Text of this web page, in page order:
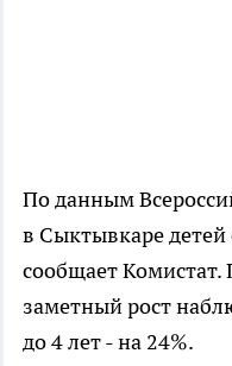
По данным
в Сыктывкаре детей
сообщает
заметный рост
до 4 лет - на 24%.